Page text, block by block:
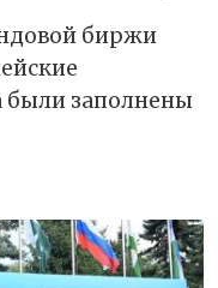
биржи
были заполнены